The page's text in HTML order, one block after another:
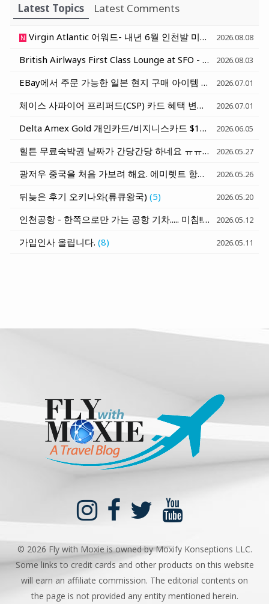
Latest Topics Latest Comments
N Virgin Atlantic 어워드- 내년 6월 인천발 미국행 대한항공 편도 31,000 부터 시작 2026.08.08
British Airlways First Class Lounge at SFO - 샌프란시스코 영국항공 일등석 라운지 2026.08.03
EBay에서 주문 가능한 일본 현지 구매 아이템 - 일본 호텔로 배송받기 2026.07.01
체이스 사파이어 프리퍼드(CSP) 카드 혜택 변화 세가지 정리 (6월 15일과 10월 1일) 2026.07.01
Delta Amex Gold 개인카드/비지니스카드 $120 Rideshare Credit (매달 $10) - Uber, Lyft, Curb, Alto 2026.06.05
힐튼 무료숙박권 날짜가 간당간당 하네요 ㅠㅠ(7) 2026.05.27
광저우 중국을 처음 가보려 해요. 에미렛트 항공 발권 질문 (1)
2026.05.26
뒤늦은 후기 오키나와(류큐왕국) (5) 2026.05.20
인천공항 - 한쪽으로만 가는 공항 기차..... 미침!!!(6)2026.05.12
가입인사 올립니다. (8) 2026.05.11
© 2026 Fly with Moxie is owned by Moxify Konseptions LLC.
Some links to credit cards and other products on this website
will earn an affiliate commission. The editorial contents on
the page is not provided any entity mentioned herein.